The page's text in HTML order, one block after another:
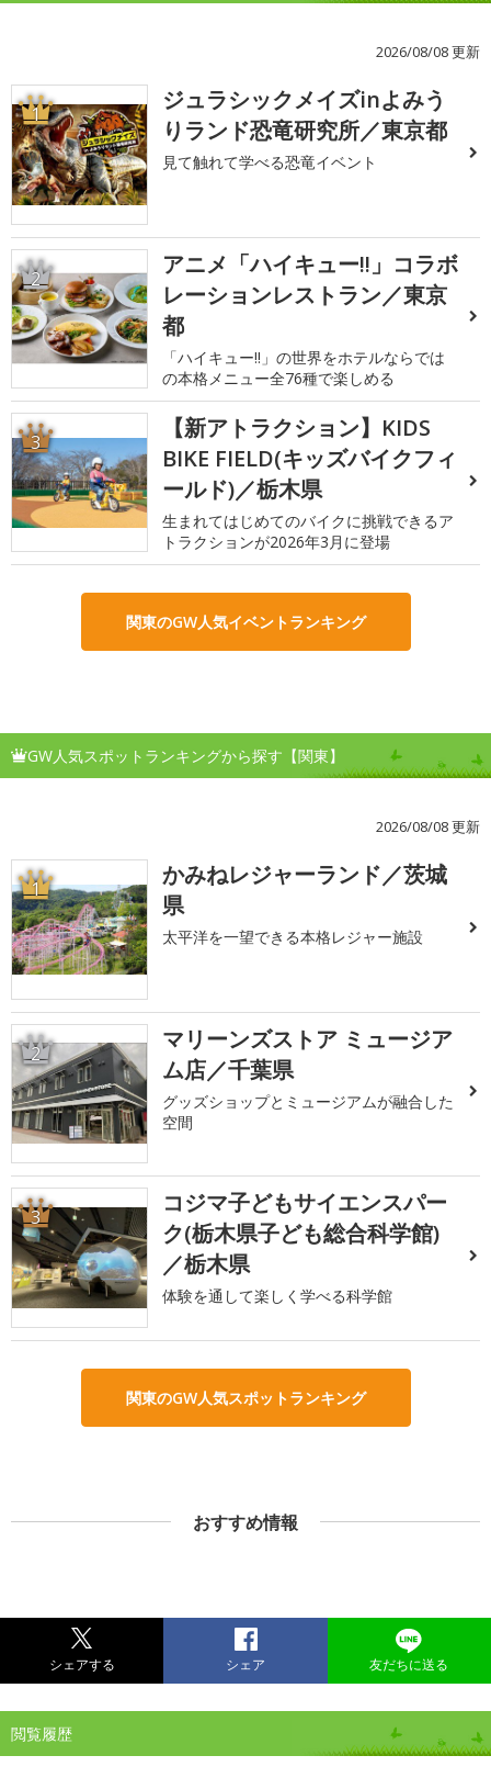
2026/08/08 更新
1
ジュラシックメイズinよみう
りランド恐竜研究所／東京都
見て触れて学べる恐竜イベント
2
アニメ「ハイキュー!!」コラボ
レーションレストラン／東京
都
「ハイキュー!!」の世界をホテルならでは
の本格メニュー全76種で楽しめる
3
【新アトラクション】KIDS
BIKE FIELD(キッズバイクフィ
ールド)／栃木県
生まれてはじめてのバイクに挑戦できるア
トラクションが2026年3月に登場
関東のGW人気イベントランキング
GW人気スポットランキングから探す【関東】
2026/08/08 更新
1
かみねレジャーランド／茨城
県
太平洋を一望できる本格レジャー施設
2
マリーンズストア ミュージア
ム店／千葉県
グッズショップとミュージアムが融合した
空間
3
コジマ子どもサイエンスパー
ク(栃木県子ども総合科学館)
／栃木県
体験を通して楽しく学べる科学館
関東のGW人気スポットランキング
おすすめ情報
シェアする シェア 友だちに送る
閲覧履歴